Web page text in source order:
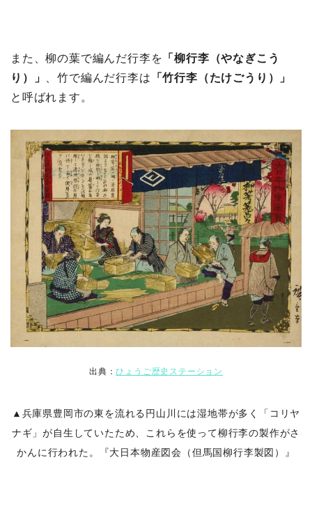
また、柳の葉で編んだ行李を 「柳行李（やなぎこう
り）」
、竹で編んだ行李は 「竹行李（たけごうり）」
と呼ばれます。
出典：ひょうご歴史ステーション
▲兵庫県豊岡市の東を流れる円山川には湿地帯が多く「コリヤ
ナギ」が自生していたため、これらを使って柳行李の製作がさ
かんに行われた。『大日本物産図会（但馬国柳行李製図）
』